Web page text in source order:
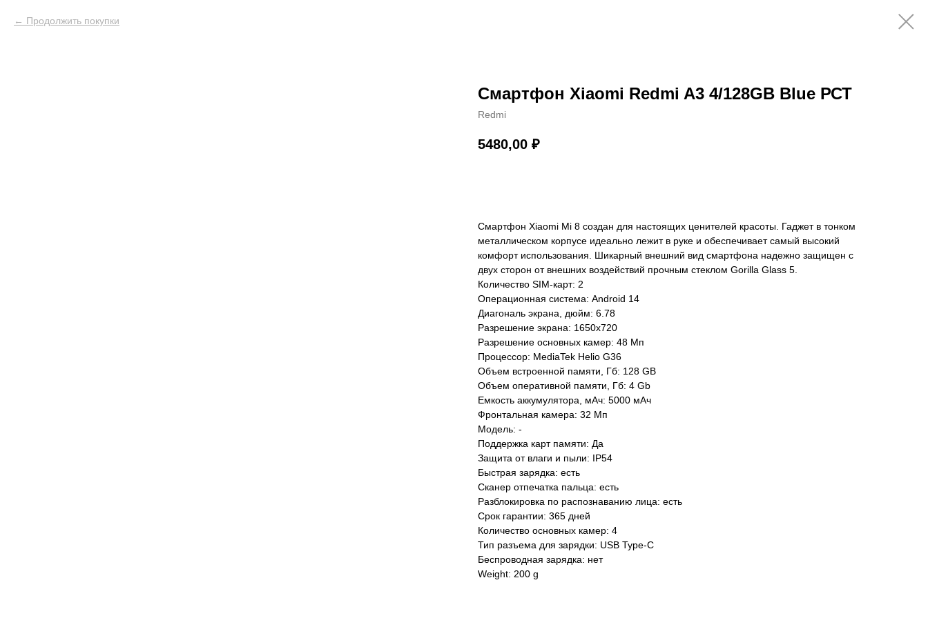
Продолжить покупки
Смартфон Xiaomi Redmi A3 4/128GB Blue РСТ
Redmi
5480,00 ₽
Смартфон Xiaomi Mi 8 создан для настоящих ценителей красоты. Гаджет в тонком
металлическом корпусе идеально лежит в руке и обеспечивает самый высокий
комфорт использования. Шикарный внешний вид смартфона надежно защищен с
двух сторон от внешних воздействий прочным стеклом Gorilla Glass 5.
Количество SIM-карт: 2
Операционная система: Android 14
Диагональ экрана, дюйм: 6.78
Разрешение экрана: 1650x720
Разрешение основных камер: 48 Мп
Процессор: MediaTek Helio G36
Объем встроенной памяти, Гб: 128 GB
Объем оперативной памяти, Гб: 4 Gb
Емкость аккумулятора, мАч: 5000 мАч
Фронтальная камера: 32 Мп
Модель: -
Поддержка карт памяти: Да
Защита от влаги и пыли: IP54
Быстрая зарядка: есть
Сканер отпечатка пальца: есть
Разблокировка по распознаванию лица: есть
Срок гарантии: 365 дней
Количество основных камер: 4
Тип разъема для зарядки: USB Type-C
Беспроводная зарядка: нет
Weight: 200 g